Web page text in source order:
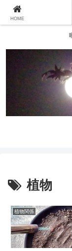
植物
植物関係
HOME